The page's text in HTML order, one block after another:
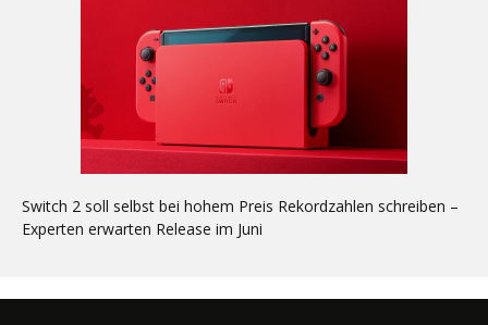
Switch 2 soll selbst bei hohem Preis Rekordzahlen schreiben –
Experten erwarten Release im Juni